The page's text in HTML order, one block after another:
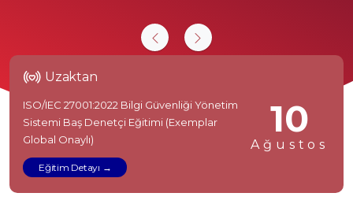
Uzaktan
ISO/IEC 27001:2022 Bilgi Güvenliği Yönetim
Sistemi Baş Denetçi Eğitimi (Exemplar
Global Onaylı)
Eğitim Detayı
10
Ağustos